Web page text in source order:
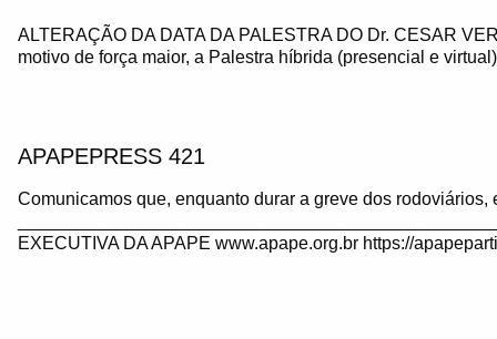
ALTERAÇÃO DA DATA DA PALESTRA DO Dr. CESAR
motivo de força maior, a Palestra híbrida (presencial e
APAPEPRESS 421
Comunicamos que, enquanto durar a greve dos
EXECUTIVA DA APAPE www.apape.org.br https://